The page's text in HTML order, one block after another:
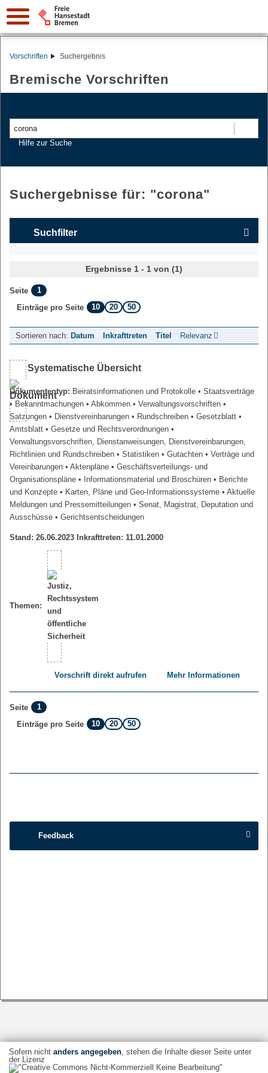
Vorschriften Suchergebnis
Bremische Vorschriften
Hilfe zur Suche
Suchergebnisse für: "corona"
Suchfilter
Ergebnisse 1 - 1 von (1)
Seite
1
Einträge pro Seite
10 20 50
Sortieren nach: Datum Inkrafttreten Titel Relevanz
Systematische Übersicht
Dokumententyp: Beiratsinformationen und Protokolle • Staatsverträge
• Bekanntmachungen • Abkommen • Verwaltungsvorschriften •
Satzungen • Dienstvereinbarungen • Rundschreiben • Gesetzblatt •
Amtsblatt • Gesetze und Rechtsverordnungen •
Verwaltungsvorschriften, Dienstanweisungen, Dienstvereinbarungen,
Richtlinien und Rundschreiben • Statistiken • Gutachten • Verträge und
Vereinbarungen • Aktenpläne • Geschäftsverteilungs- und
Organisationspläne • Informationsmaterial und Broschüren • Berichte
und Konzepte • Karten, Pläne und Geo-Informationssysteme • Aktuelle
Meldungen und Pressemitteilungen • Senat, Magistrat, Deputation und
Ausschüsse • Gerichtsentscheidungen
Stand: 26.06.2023 Inkrafttreten: 11.01.2000
Themen:
Vorschrift direkt aufrufen Mehr Informationen
Seite
1
Einträge pro Seite
10 20 50
Feedback
Sofern nicht anders angegeben, stehen die Inhalte dieser Seite unter
der Lizenz